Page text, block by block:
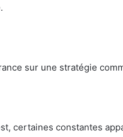
sur une stratégie
certaines constantes